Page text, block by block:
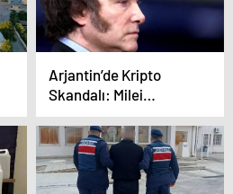
Arjantin’de Kripto
Skandalı: Milei
Hakkında Soruşturma